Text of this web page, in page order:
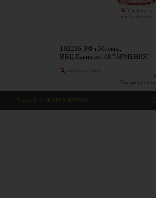
Увеличить
изображение
192236, РФ г.Москва,
ВВЦ Павильон 68 "АРМЕНИЯ"
схема проезда
Чрезмерное
Copyright © ARMIMPORTTORG